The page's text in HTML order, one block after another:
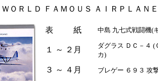
ＷＯＲＬＤ ＦＡＭＯＵＳ ＡＩＲＰＬＡＮ
表 紙 中島 九七式戦闘機(
１ ～ ２月
ダグラス ＤＣ－４
カ)
３ ～ ４月 ブレゲー ６９３ 攻